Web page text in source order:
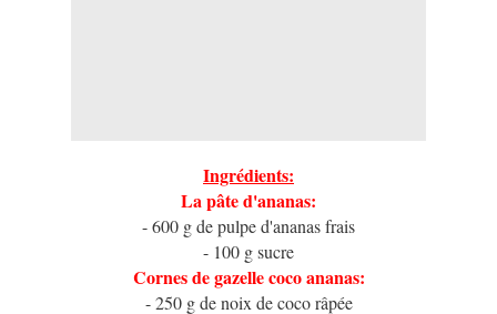
Ingrédients:
La pâte d'ananas:
- 600 g de pulpe d'ananas frais
- 100 g sucre
Cornes de gazelle coco ananas:
- 250 g de noix de coco râpée